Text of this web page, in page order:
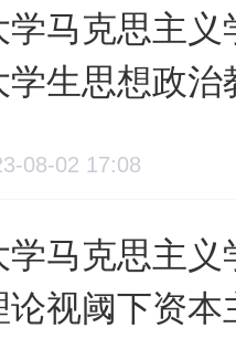
马克思主
生思想政
08-02 17:08
马克思主
视阈下资